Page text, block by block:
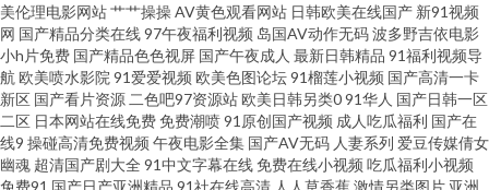
看双飞片 91饭店丝袜足交福利彩票 91超碰青草 先锋影音av中文资源 91网页
版色色 91微拍视频 91国产在线免费观看视频 影音先锋伦理资源AV 91入口免
费观看 91啪啪啪福利 91精选探花视频 91插插插精品 91手机在线 91情趣小
美伦理电影网站艹艹操操AV黄色观看网站 日韩欧美在线国产 新91视频
网 国产精品分类在线97午夜福利视频 岛国AV动作无码波多野吉依电影
小h片免费 国产精品色色视屏 国产午夜成人 最新日韩精品 91福利视频导
航 欧美喷水影院 91爱爱视频 欧美色图论坛91榴莲小视频 国产高清一卡
新区 国产看片资源 二色吧97资源站欧美日韩另类091华人 国产日韩一区
二区 日本网站在线免费免费潮喷91原创国产视频 成人吃瓜福利 国产在
线9 操碰高清免费视频 午夜电影全集 国产AV无码 人妻系列 爱豆传媒倩女
幽魂 超清国产剧大全 91中文字幕在线免费在线小视频 吃瓜福利小视频
免费91 国产日产亚洲精品 91社在线高清 人人草香蕉激情另类图片 亚洲